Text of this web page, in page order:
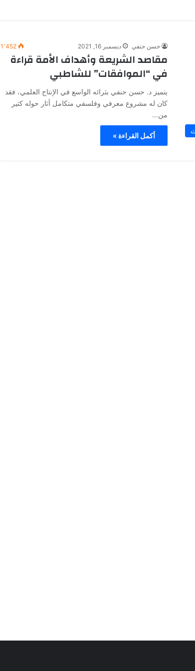
حسن حنفي ديسمبر 16, 2021 1٬452
مقاصد الشريعة وأهداف الأمة قراءة
في “الموافقات” للشاطبي
يتميز د. حسن حنفي بثرائه الواسع في الإنتاج العلمي، فقد
كان له مشروع معرفي وفلسفي متكامل أثار حوله كثير
من…
أكمل القراءة »